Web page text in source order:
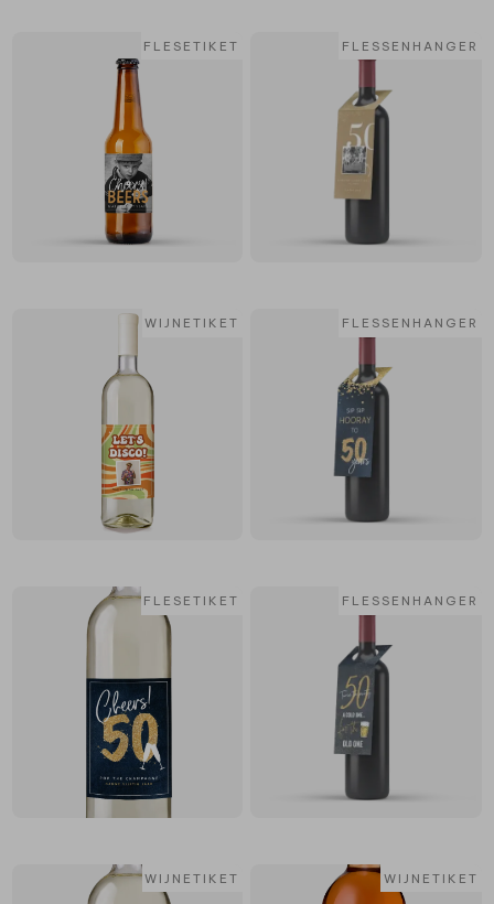
FLESETIKET FLESSENHANGER
WIJNETIKET FLESSENHANGER
FLESETIKET FLESSENHANGER
WIJNETIKET WIJNETIKET